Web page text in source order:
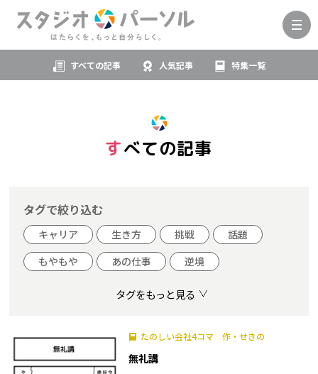
すべての記事 人気記事 特集一覧
すべての記事
タグで絞り込む
キャリア 生き方 挑戦
話題
もやもや
あの仕事 逆境
タグをもっと見る
たのしい会社4コマ 作・せきの
無礼講